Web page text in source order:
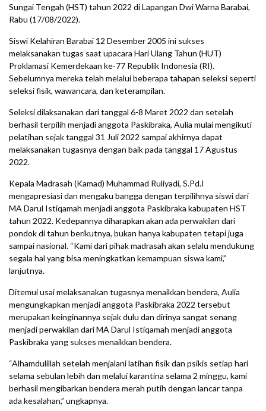
Sungai Tengah (HST) tahun 2022 di Lapangan Dwi Warna Barabai,
Rabu (17/08/2022).
Siswi Kelahiran Barabai 12 Desember 2005 ini sukses
melaksanakan tugas saat upacara Hari Ulang Tahun (HUT)
Proklamasi Kemerdekaan ke-77 Republik Indonesia (RI).
Sebelumnya mereka telah melalui beberapa tahapan seleksi seperti
seleksi fisik, wawancara, dan keterampilan.
Seleksi dilaksanakan dari tanggal 6-8 Maret 2022 dan setelah
berhasil terpilih menjadi anggota Paskibraka, Aulia mulai mengikuti
pelatihan sejak tanggal 31 Juli 2022 sampai akhirnya dapat
melaksanakan tugasnya dengan baik pada tanggal 17 Agustus
2022.
Kepala Madrasah (Kamad) Muhammad Ruliyadi, S.Pd.I
mengapresiasi dan mengaku bangga dengan terpilihnya siswi dari
MA Darul Istiqamah menjadi anggota Paskibraka kabupaten HST
tahun 2022. Kedepannya diharapkan akan ada perwakilan dari
pondok di tahun berikutnya, bukan hanya kabupaten tetapi juga
sampai nasional. “Kami dari pihak madrasah akan selalu mendukung
segala hal yang bisa meningkatkan kemampuan siswa kami,”
lanjutnya.
Ditemui usai melaksanakan tugasnya menaikkan bendera, Aulia
mengungkapkan menjadi anggota Paskibraka 2022 tersebut
merupakan keinginannya sejak dulu dan dirinya sangat senang
menjadi perwakilan dari MA Darul Istiqamah menjadi anggota
Paskibraka yang sukses menaikkan bendera.
“Alhamdulillah setelah menjalani latihan fisik dan psikis setiap hari
selama sebulan lebih dan melalui karantina selama 2 minggu, kami
berhasil mengibarkan bendera merah putih dengan lancar tanpa
ada kesalahan,” ungkapnya.